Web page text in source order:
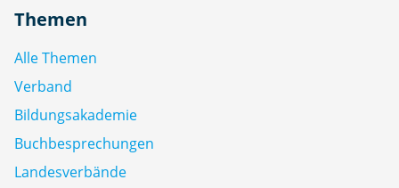
Themen
Alle Themen
Verband
Bildungsakademie
Buchbesprechungen
Landesverbände